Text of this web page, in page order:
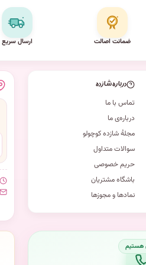
ضمانت اصالت ارسال سریع
درباره شازده
تماس با ما
درباره‌ی ما
مجلهٔ شازده کوچولو
سوالات متداول
حریم خصوصی
باشگاه مشتریان
نمادها و مجوزها